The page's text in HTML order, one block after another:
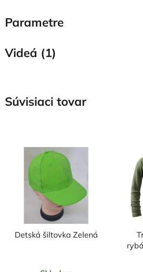
Parametre
Videá (1)
Súvisiaci tovar
Detská šiltovka Zelená